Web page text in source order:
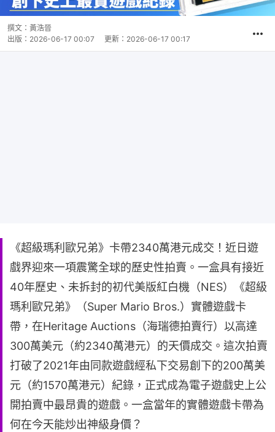
撰文： 黃浩晉
出版： 2026-06-17 00:07 更新： 2026-06-17 00:17
《超級瑪利歐兄弟》卡帶2340萬港元成交！近日遊
戲界迎來一項震驚全球的歷史性拍賣。一盒具有接近
40年歷史、未拆封的初代美版紅白機（NES）《超級
瑪利歐兄弟》（Super Mario Bros.）實體遊戲卡
帶，在Heritage Auctions（海瑞德拍賣行）以高達
300萬美元（約2340萬港元）的天價成交。這次拍賣
打破了2021年由同款遊戲經私下交易創下的200萬美
元（約1570萬港元）紀錄，正式成為電子遊戲史上公
開拍賣中最昂貴的遊戲。一盒當年的實體遊戲卡帶為
何在今天能炒出神級身價？